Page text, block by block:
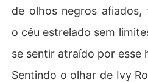
de olhos negros
o céu estrelado sem
se sentir atraído por esse
Sentindo o olhar de Ivy